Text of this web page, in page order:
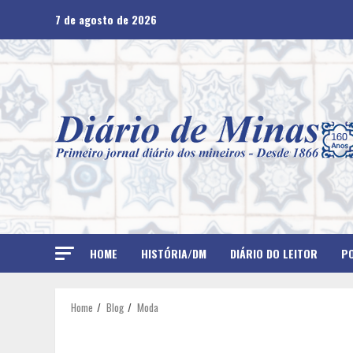
content
7 de agosto de 2026
HOME HISTÓRIA/DM DIÁRIO DO LEITOR
Home Blog Moda